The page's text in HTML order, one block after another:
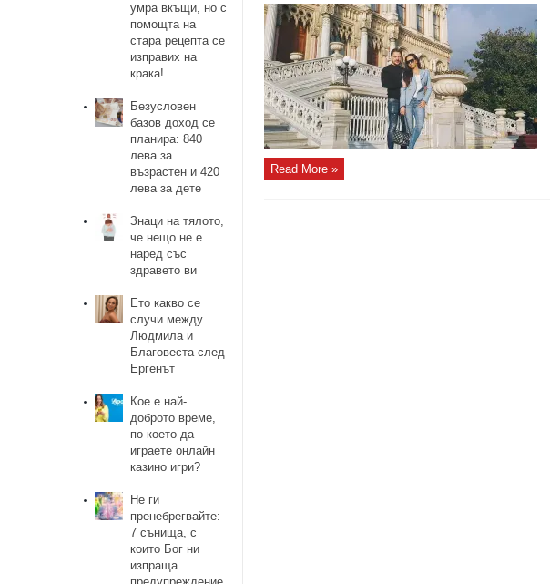
Read More »
умра вкъщи, но с
помощта на
стара рецепта се
изправих на
крака!
Безусловен
базов доход се
планира: 840
лева за
възрастен и 420
лева за дете
Знаци на тялото,
че нещо не е
наред със
здравето ви
Ето какво се
случи между
Людмила и
Благовеста след
Ергенът
Кое е най-
доброто време,
по което да
играете онлайн
казино игри?
Не ги
пренебрегвайте:
7 сънища, с
които Бог ни
изпраща